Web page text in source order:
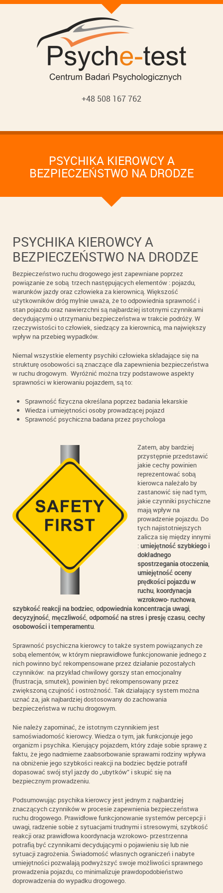
+48 508 167 762
PSYCHIKA KIEROWCY A
BEZPIECZEŃSTWO NA DRODZE
PSYCHIKA KIEROWCY A
BEZPIECZEŃSTWO NA DRODZE
Bezpieczeństwo ruchu drogowego jest zapewniane poprzez
powiązanie ze sobą trzech następujących elementów : pojazdu,
warunków jazdy oraz człowieka za kierownicą. Większość
użytkowników dróg mylnie uważa, że to odpowiednia sprawność i
stan pojazdu oraz nawierzchni są najbardziej istotnymi czynnikami
decydującymi o utrzymaniu bezpieczeństwa w trakcie podróży. W
rzeczywistości to człowiek, siedzący za kierownicą, ma największy
wpływ na przebieg wypadków.
Niemal wszystkie elementy psychiki człowieka składające się na
strukturę osobowości są znaczące dla zapewnienia bezpieczeństwa
w ruchu drogowym. Wyróżnić można trzy podstawowe aspekty
sprawności w kierowaniu pojazdem, są to:
Sprawność fizyczna określana poprzez badania lekarskie
Wiedza i umiejętności osoby prowadzącej pojazd
Sprawność psychiczna badana przez psychologa
Zatem, aby bardziej
przystępnie przedstawić
jakie cechy powinien
reprezentować sobą
kierowca należało by
zastanowić się nad tym,
jakie czynniki psychiczne
mają wpływ na
prowadzenie pojazdu. Do
tych najistotniejszych
zalicza się między innymi
: umiejętność szybkiego i
dokładnego
spostrzegania otoczenia,
umiejętność oceny
prędkości pojazdu w
ruchu, koordynacja
wzrokowo- ruchowa,
szybkość reakcji na bodziec, odpowiednia koncentracja uwagi,
decyzyjność, męczliwość, odporność na stres i presję czasu, cechy
osobowości i temperamentu.
Sprawność psychiczna kierowcy to także system powiązanych ze
sobą elementów, w którym nieprawidłowe funkcjonowanie jednego z
nich powinno być rekompensowane przez działanie pozostałych
czynników: na przykład chwilowy gorszy stan emocjonalny
(frustracja, smutek), powinien być rekompensowany przez
zwiększoną czujność i ostrożność. Tak działający system można
uznać za, jak najbardziej dostosowany do zachowania
bezpieczeństwa w ruchu drogowym.
Nie należy zapominać, że istotnym czynnikiem jest
samoświadomość kierowcy. Wiedza o tym, jak funkcjonuje jego
organizm i psychika. Kierujący pojazdem, który zdaje sobie sprawę z
faktu, że jego nadmierne zaabsorbowanie sprawami rodziny wpływa
na obniżenie jego szybkości reakcji na bodziec będzie potrafił
dopasować swój styl jazdy do „ubytków” i skupić się na
bezpiecznym prowadzeniu.
Podsumowując psychika kierowcy jest jednym z najbardziej
znaczących czynników w procesie zapewnienia bezpieczeństwa
ruchu drogowego. Prawidłowe funkcjonowanie systemów percepcji i
uwagi, radzenie sobie z sytuacjami trudnymi i stresowymi, szybkość
reakcji oraz prawidłowa koordynacja wzrokowo- przestrzenna
potrafią być czynnikami decydującymi o pojawieniu się lub nie
sytuacji zagrożenia. Świadomość własnych ograniczeń i nabyte
umiejętności pozwalają podwyższyć swoje możliwości sprawnego
prowadzenia pojazdu, co minimalizuje prawdopodobieństwo
doprowadzenia do wypadku drogowego.